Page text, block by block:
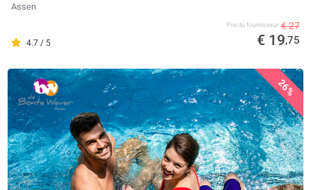
Assen
4.7 / 5
Prix ​​du fournisseur € 27
€ 19,75
26%